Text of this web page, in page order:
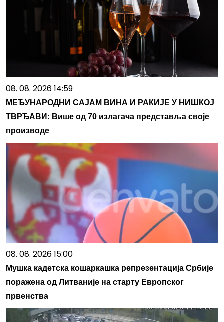
08. 08. 2026 14:59
МЕЂУНАРОДНИ САЈАМ ВИНА И РАКИЈЕ У НИШКОЈ
ТВРЂАВИ: Више од 70 излагача представља своје
производе
08. 08. 2026 15:00
Мушка кадетска кошаркашка репрезентација Србије
поражена од Литваније на старту Европског
првенства